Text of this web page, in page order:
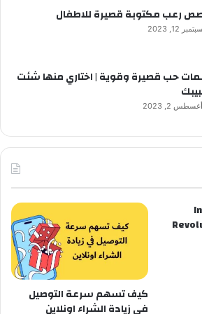
رعب مكتوبة قصيرة للاطفال
سبتمبر 12, 2023
حب قصيرة وقوية | اختاري منها شئت
أغسطس 2, 2023
كيف تسهم سرعة التوصيل
في زيادة الشراء اونلاين